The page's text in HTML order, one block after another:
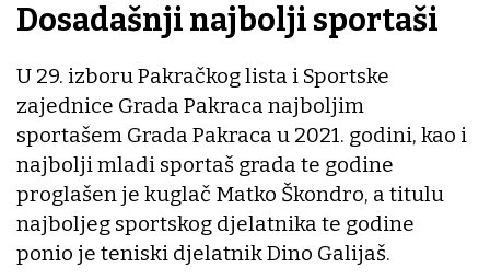
Dosadašnji najbolji sportaši
U 29. izboru Pakračkog lista i Sportske
zajednice Grada Pakraca najboljim
sportašem Grada Pakraca u 2021. godini, kao i
najbolji mladi sportaš grada te godine
proglašen je kuglač Matko Škondro, a titulu
najboljeg sportskog djelatnika te godine
ponio je teniski djelatnik Dino Galijaš.